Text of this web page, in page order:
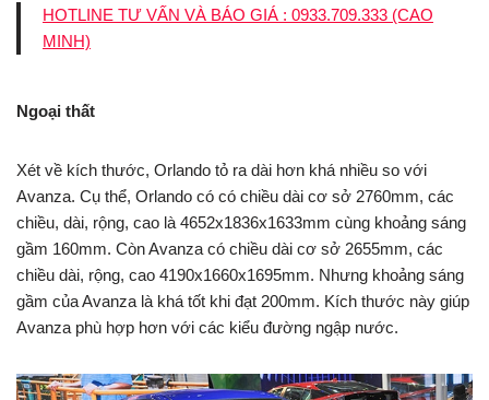
HOTLINE TƯ VẤN VÀ BÁO GIÁ : 0933.709.333 (CAO
MINH)
Ngoại thất
Xét về kích thước, Orlando tỏ ra dài hơn khá nhiều so với
Avanza. Cụ thể, Orlando có có chiều dài cơ sở 2760mm, các
chiều, dài, rộng, cao là 4652x1836x1633mm cùng khoảng sáng
gầm 160mm. Còn Avanza có chiều dài cơ sở 2655mm, các
chiều dài, rộng, cao 4190x1660x1695mm. Nhưng khoảng sáng
gầm của Avanza là khá tốt khi đạt 200mm. Kích thước này giúp
Avanza phù hợp hơn với các kiểu đường ngập nước.